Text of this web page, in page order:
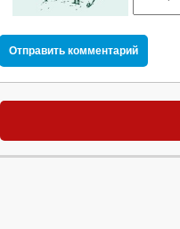
Отправить комментарий